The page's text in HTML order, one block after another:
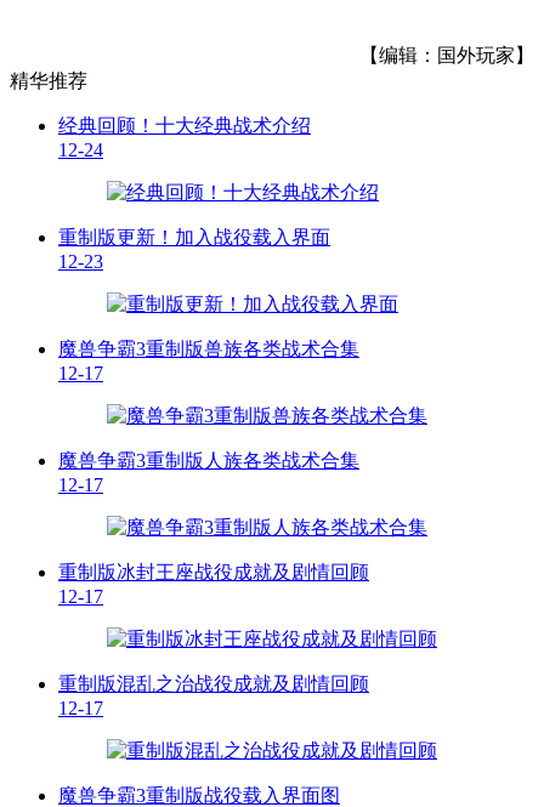
【编辑：国外玩家】
精华推荐
经典回顾！十大经典战术介绍
12-24
重制版更新！加入战役载入界面
12-23
魔兽争霸3重制版兽族各类战术合集
12-17
魔兽争霸3重制版人族各类战术合集
12-17
重制版冰封王座战役成就及剧情回顾
12-17
重制版混乱之治战役成就及剧情回顾
12-17
魔兽争霸3重制版战役载入界面图